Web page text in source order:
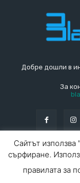
Добре дошли в
За
За контакти